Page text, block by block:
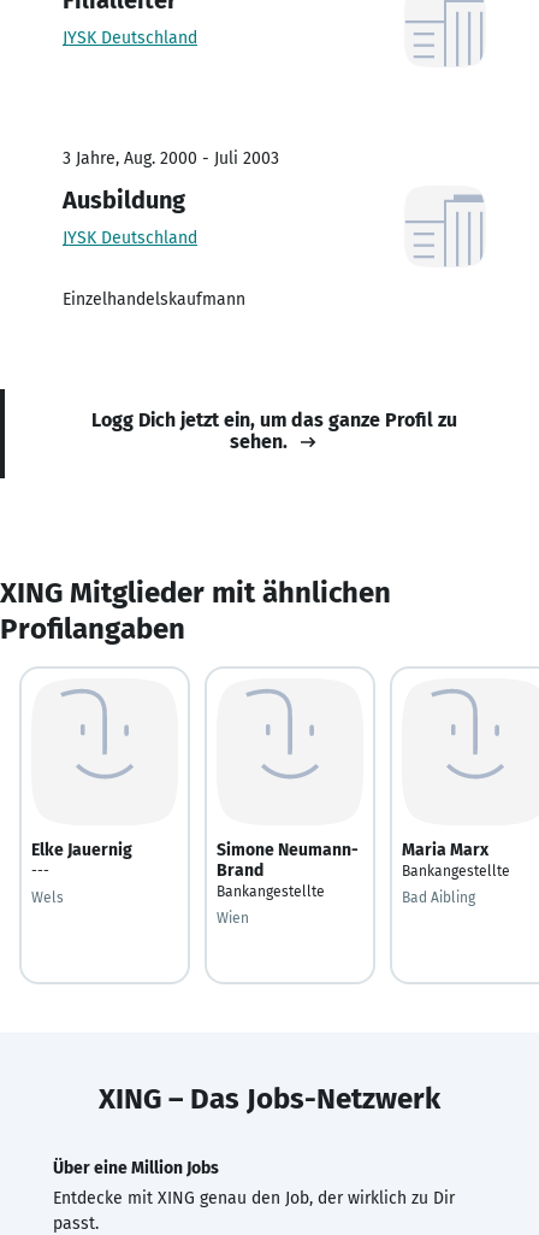
JYSK Deutschland
3 Jahre, Aug. 2000 - Juli 2003
Ausbildung
JYSK Deutschland
Einzelhandelskaufmann
Logg Dich jetzt ein, um das ganze Profil zu
sehen.
XING Mitglieder mit ähnlichen
Profilangaben
Elke Jauernig
---
Wels
Simone Neumann-
Brand
Bankangestellte
Wien
Maria Marx
Bankangestellte
Bad Aibling
XING – Das Jobs-Netzwerk
Über eine Million Jobs
Entdecke mit XING genau den Job, der wirklich zu Dir
passt.